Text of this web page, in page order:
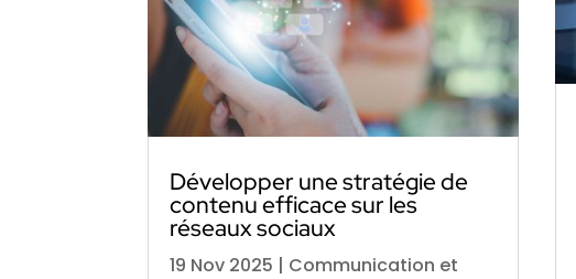
Développer une stratégie de
contenu efficace sur les
réseaux sociaux
19 Nov 2025 | Communication et